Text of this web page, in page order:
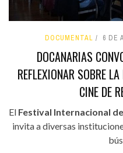
DOCUMENTAL 6 DE
DOCANARIAS
REFLEXIONAR SOBRE
CINE DE
El Festival Internacional
invita a diversas